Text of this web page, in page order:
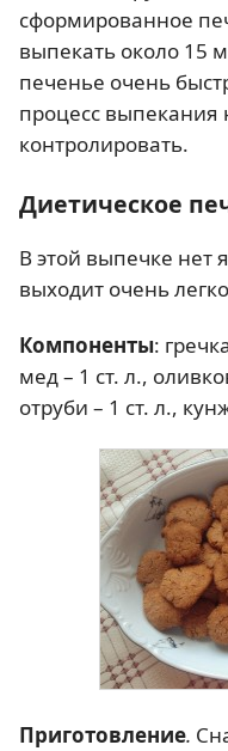
сформированное
выпекать около 15
печенье очень
процесс
контролировать.
Диетическое
В этой выпечке нет
выходит очень
Компоненты:
мед – 1 ст. л.,
отруби – 1 ст. л.,
Приготовление.